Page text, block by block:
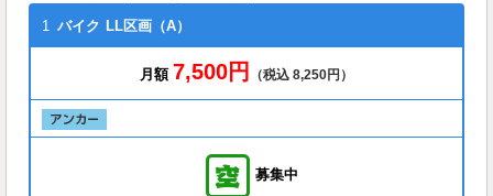
1 バイク LL区画（A）
月額 7,500円 （税込 8,250円）
募集中